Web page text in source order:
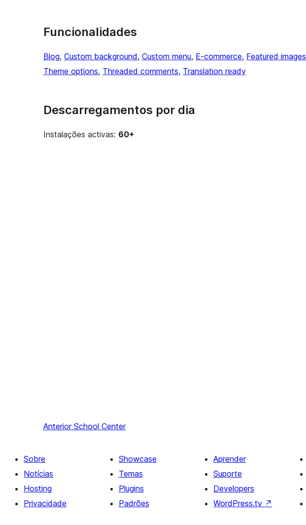
Funcionalidades
Blog, Custom background, Custom menu, E-commerce, Featured images
Theme options, Threaded comments, Translation ready
Descarregamentos por dia
Instalações activas: 60+
Anterior School Center
Sobre
Notícias
Hosting
Privacidade
Showcase
Temas
Plugins
Padrões
Aprender
Suporte
Developers
WordPress.tv ↗